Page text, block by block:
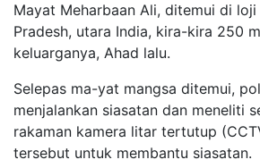
Mayat Meharbaan Ali, ditemui di
Pradesh, utara India, kira-kira 250
keluarganya, Ahad lalu.
Selepas ma-yat mangsa ditemui,
menjalankan siasatan dan meneliti
rakaman kamera litar tertutup
tersebut untuk membantu siasatan.